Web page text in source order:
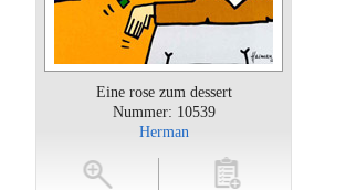
Eine rose zum dessert
Nummer: 10539
Herman
toevoegen